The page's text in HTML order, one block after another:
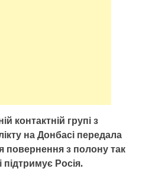
контактній групі з
на Донбасі передала
повернення з полону так
Росія.